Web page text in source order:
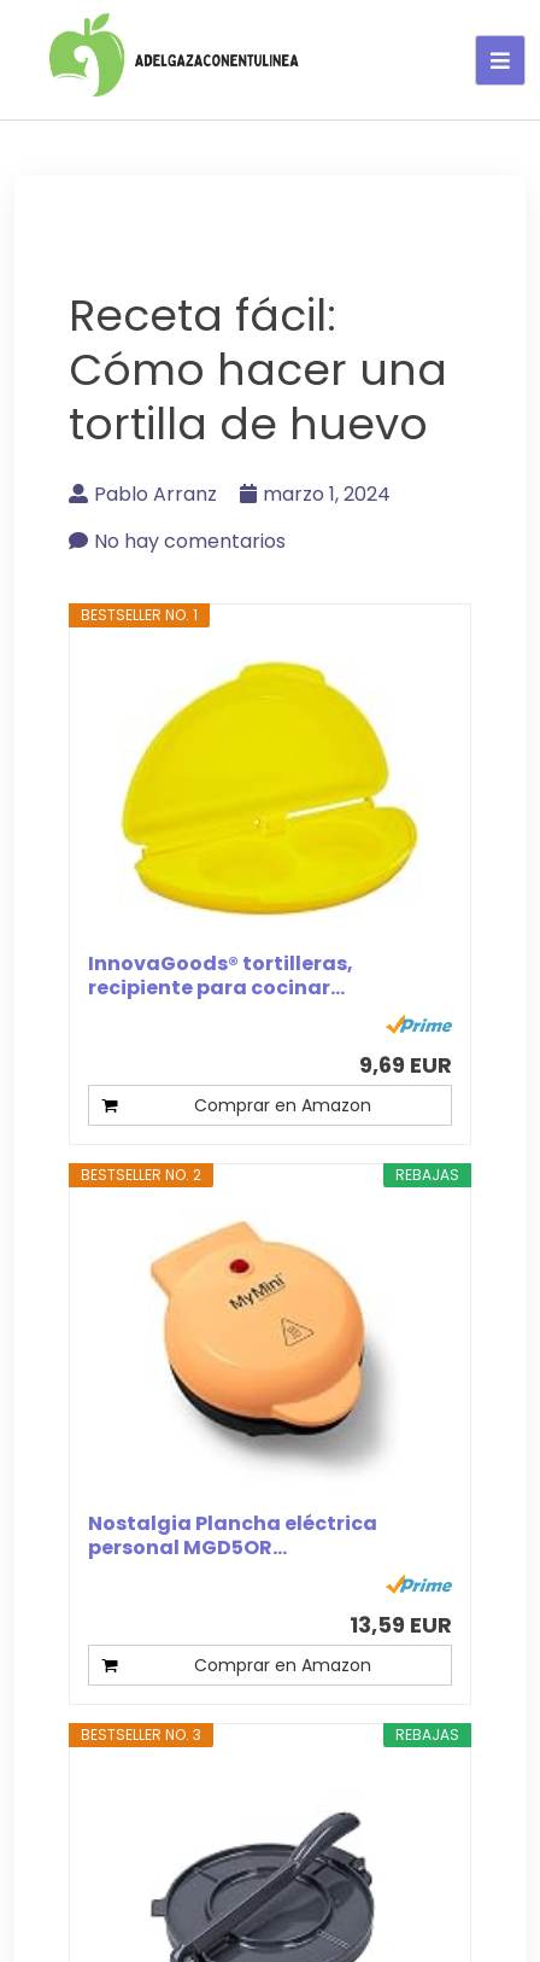
Receta fácil:
Cómo hacer una
tortilla de huevo
Pablo Arranz
marzo 1, 2024
No hay comentarios
BESTSELLER NO. 1
InnovaGoods® tortilleras,
recipiente para cocinar...
9,69 EUR
Comprar en Amazon
REBAJAS
BESTSELLER NO. 2
Nostalgia Plancha eléctrica
personal MGD5OR...
13,59 EUR
Comprar en Amazon
REBAJAS
BESTSELLER NO. 3